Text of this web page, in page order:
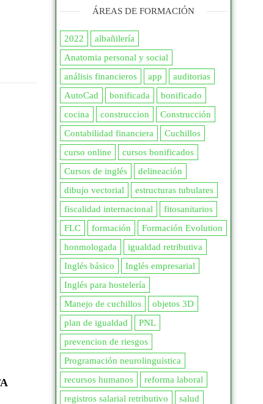
ÁREAS DE FORMACIÓN
2022
albañilería
Anatomia personal y social
análisis financieros
app
auditorias
AutoCad
bonificada
bonificado
cocina
construccion
Construcción
Contabilidad financiera
Cuchillos
curso online
cursos bonificados
Cursos de inglés
delineación
dibujo vectorial
estructuras tubulares
fiscalidad internacional
fitosanitarios
FLC
formación
Formación Evolution
honmologada
igualdad retributiva
Inglés básico
Inglés empresarial
Inglés para hostelería
Manejo de cuchillos
objetos 3D
plan de igualdad
PNL
prevencion de riesgos
Programación neurolinguistica
recursos humanos
reforma laboral
registros salarial retributivo
salud